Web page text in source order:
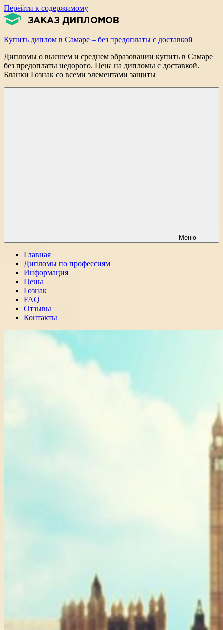
Перейти к содержимому
Купить диплом в Самаре – без предоплаты с доставкой
Дипломы о высшем и среднем образовании купить в Самаре
без предоплаты недорого. Цена на дипломы с доставкой.
Бланки Гознак со всеми элементами защиты
Меню
Главная
Дипломы по профессиям
Информация
Цены
Гознак
FAQ
Отзывы
Контакты